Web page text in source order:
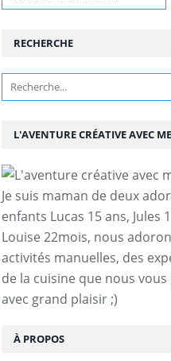
RECHERCHE
L'AVENTURE CRÉATIVE AVEC
Je suis maman de deux
enfants Lucas 15 ans, Jules
Louise 22mois, nous
activités manuelles, des
de la cuisine que nous
avec grand plaisir ;)
À PROPOS